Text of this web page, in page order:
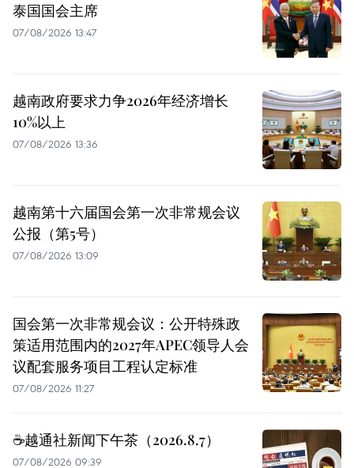
泰国国会主席
07/08/2026 13:47
越南政府要求力争2026年经济增长
10%以上
07/08/2026 13:36
越南第十六届国会第一次非常规会议
公报（第5号）
07/08/2026 13:09
国会第一次非常规会议：公开特殊政
策适用范围内的2027年APEC领导人会
议配套服务项目工程认定标准
07/08/2026 11:27
☕️越通社新闻下午茶（2026.8.7）
07/08/2026 09:39